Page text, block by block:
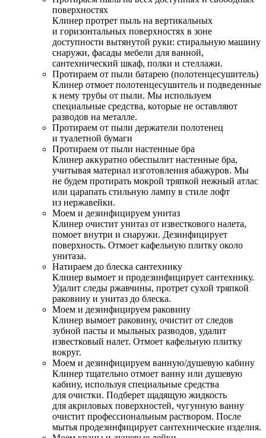
поверхностях
Клинер протрет пыль на вертикальных
и горизонтальных поверхностях в зоне
доступности вытянутой руки: стиральную машину
снаружи, фасады мебели для ванной,
сантехнический шкаф, полки и стеллажи.
Протираем от пыли батарею (полотенцесушитель)
Клинер отмоет полотенцесушитель и подведенные
к нему трубы от пыли. Мы используем
специальные средства, которые не оставляют
разводов на металле.
Протираем от пыли держатели полотенец
и туалетной бумаги
Протираем от пыли настенные бра
Клинер аккуратно обеспылит настенные бра,
учитывая материал изготовления абажуров. Мы
не будем протирать мокрой тряпкой нежный атлас
или царапать стильную лампу в стиле лофт
из нержавейки.
Моем и дезинфицируем унитаз
Клинер очистит унитаз от известкового налета,
помоет внутри и снаружи. Дезинфицирует
поверхность. Отмоет кафельную плитку около
унитаза.
Натираем до блеска сантехнику
Клинер вымоет и продезинфицирует сантехнику.
Удалит следы ржавчины, протрет сухой тряпкой
раковину и унитаз до блеска.
Моем и дезинфицируем раковину
Клинер вымоет раковину, очистит от следов
зубной пасты и мыльных разводов, удалит
известковый налет. Отмоет кафельную плитку
вокруг.
Моем и дезинфицируем ванную/душевую кабину
Клинер тщательно отмоет ванну или душевую
кабину, используя специальные средства
для очистки. Подберет щадящую жидкость
для акриловых поверхностей, чугунную ванну
очистит профессиональным раствором. После
мытья продезинфицирует сантехнические изделия.